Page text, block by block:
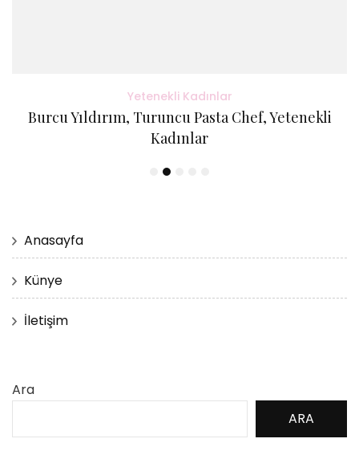
Yetenekli Kadınlar
Burcu Yıldırım, Turuncu Pasta Chef, Yetenekli
Kadınlar
Anasayfa
Künye
İletişim
Ara
ARA